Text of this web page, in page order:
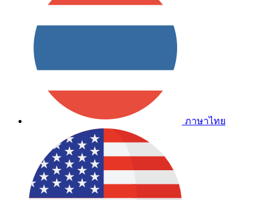
ภาษาไทย